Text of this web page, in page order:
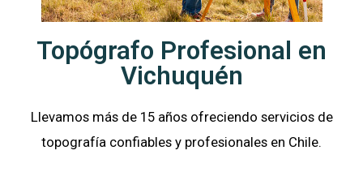
Topógrafo Profesional en
Vichuquén
Llevamos más de 15 años ofreciendo servicios de
topografía confiables y profesionales en Chile.